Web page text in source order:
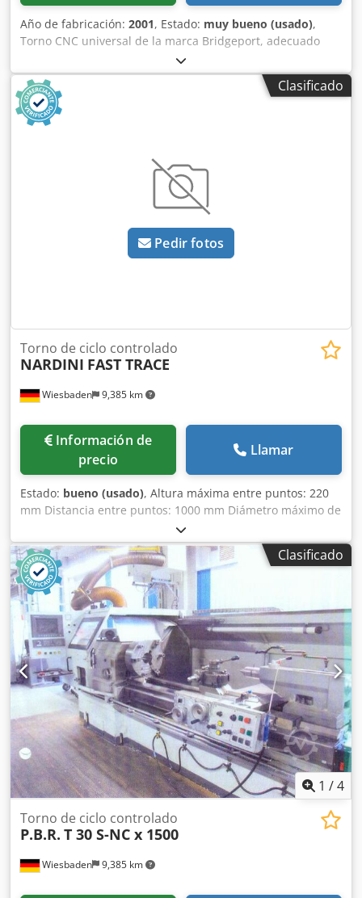
Año de fabricación: 2001, Estado: muy bueno (usado),
Torno CNC universal de la marca Bridgeport, adecuado
para la fabricación de herramientas, dispositivos,
formación y la construcción de moldes. * Diámetro máximo
de torneado: 430 mm * Control: Fanuc 20T Datos técnicos:
* Diámetro máximo de torneado: 430 mm * Distancia entre
puntos: 1000 mm * Control: Siemens Fanuc 20 T * Luneta:
giro: 1-4000 rpm * Alimentación: 380 V - 7,5 kW Persona de
contacto: Chsdpfx Agofglx Rogea AWM GmbH Sr. Mario
Clasificado
Pedir fotos
Wiesbaden 9,385 km
Torno de ciclo controlado
NARDINI FAST TRACE
Información de
precio
Llamar
Estado: bueno (usado), Altura máxima entre puntos: 220
mm Distancia entre puntos: 1000 mm Diámetro máximo de
torneado sobre el carro: 440 mm Diámetro del orificio del
husillo: 52 mm Cono del husillo: tamaño 6 mm Cono de
sujeción de la punta móvil del contrapunto: 4 MK
Velocidades de giro del husillo: 37,5 - 3000 rpm Avances:
7500 mm/min Cedpfx Agjd Scafegsha Pasos de rosca
métrica: Conexión eléctrica: 400 V kW Espacio requerido:
2800 x 1480 x 1570 mm Peso: 2150 kg
Clasificado
1 /4
Wiesbaden 9,385 km
Torno de ciclo controlado
P.B.R. T 30 S-NC x 1500